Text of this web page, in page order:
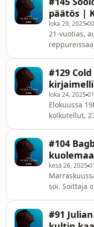
uskovat,
palaa
kotiin
vuonna 1994
perheensä
sänkyihinsä.
ruudulle on
Davidille
pahoillani,
päätös |
loka 29, 2025
21-vuotias,
Paikallinen
katoamista
kyseessä
villisti
takaisin
Muiden
kauhutarinat
#129
loka 24, 2025
Elokuussa
kolkutellut,
Skotlannissa
aikana mies
kokonaiseen
helteet
#104
kesä 26, 2025
soi. Soittaja
#91